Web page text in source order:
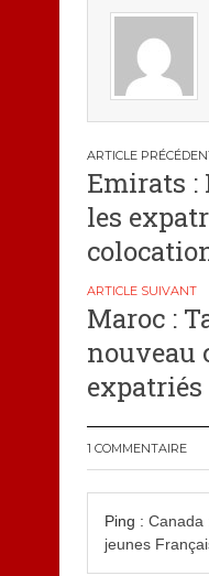
de
l’article
Emirats :
les
Maroc :
nouveau
expatriés
1 COMMENTAIRE
Ping : Canada
jeunes